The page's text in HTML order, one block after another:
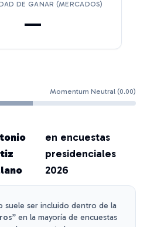
DE GANAR (MERCADOS)
—
Momentum Neutral (0.00)
en encuestas
presidenciales
2026
suele ser incluido dentro de la
en la mayoría de encuestas